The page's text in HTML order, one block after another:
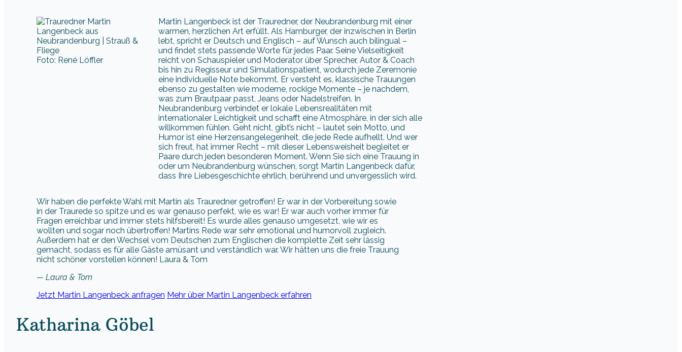
Foto: René Löffler
Martin Langenbeck ist der Trauredner, der Neubrandenburg mit einer
warmen, herzlichen Art erfüllt. Als Hamburger, der inzwischen in Berlin
lebt, spricht er Deutsch und Englisch – auf Wunsch auch bilingual –
und findet stets passende Worte für jedes Paar. Seine Vielseitigkeit
reicht von Schauspieler und Moderator über Sprecher, Autor & Coach
bis hin zu Regisseur und Simulationspatient, wodurch jede Zeremonie
eine individuelle Note bekommt. Er versteht es, klassische Trauungen
ebenso zu gestalten wie moderne, rockige Momente – je nachdem,
was zum Brautpaar passt, Jeans oder Nadelstreifen. In
Neubrandenburg verbindet er lokale Lebensrealitäten mit
internationaler Leichtigkeit und schafft eine Atmosphäre, in der sich alle
willkommen fühlen. Geht nicht, gibt’s nicht – lautet sein Motto, und
Humor ist eine Herzensangelegenheit, die jede Rede aufhellt. Und wer
sich freut, hat immer Recht – mit dieser Lebensweisheit begleitet er
Paare durch jeden besonderen Moment. Wenn Sie sich eine Trauung in
oder um Neubrandenburg wünschen, sorgt Martin Langenbeck dafür,
dass Ihre Liebesgeschichte ehrlich, berührend und unvergesslich wird.
Wir haben die perfekte Wahl mit Martin als Trauredner getroffen! Er war in der Vorbereitung sowie
in der Traurede so spitze und es war genauso perfekt, wie es war! Er war auch vorher immer für
Fragen erreichbar und immer stets hilfsbereit! Es wurde alles genauso umgesetzt, wie wir es
wollten und sogar noch übertroffen! Martins Rede war sehr emotional und humorvoll zugleich.
Außerdem hat er den Wechsel vom Deutschen zum Englischen die komplette Zeit sehr lässig
gemacht, sodass es für alle Gäste amüsant und verständlich war. Wir hätten uns die freie Trauung
nicht schöner vorstellen können! Laura & Tom
— Laura & Tom
Jetzt Martin Langenbeck anfragen Mehr über Martin Langenbeck erfahren
Katharina Göbel